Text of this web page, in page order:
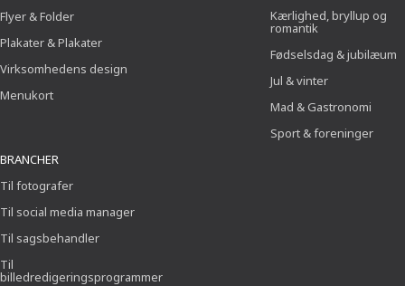
Flyer & Folder
Plakater & Plakater
Virksomhedens design
Menukort
Kærlighed, bryllup og
romantik
Fødselsdag & jubilæum
Jul & vinter
Mad & Gastronomi
Sport & foreninger
BRANCHER
Til fotografer
Til social media manager
Til sagsbehandler
Til
billedredigeringsprogrammer